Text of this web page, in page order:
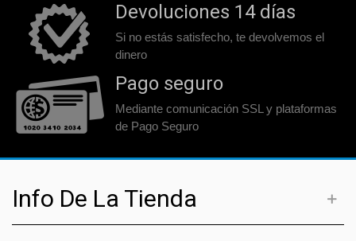
Devoluciones 14 días
Si no estás satisfecho, te devolvemos el
dinero
Pago seguro
Mediante comunicación SSL y plataformas
de Pago Seguro
Info De La Tienda